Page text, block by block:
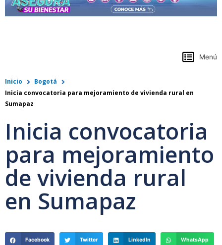
Menú
Inicio
Bogotá
Inicia convocatoria para mejoramiento de vivienda rural en
Sumapaz
Inicia convocatoria
para mejoramiento
de vivienda rural
en Sumapaz
Facebook Twitter LinkedIn WhatsApp